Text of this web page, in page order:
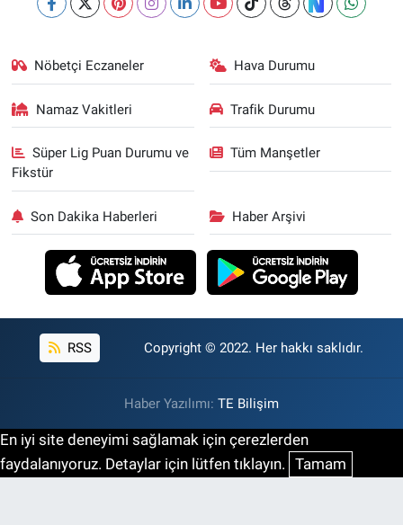
Nöbetçi Eczaneler Hava Durumu
Namaz Vakitleri Trafik Durumu
Süper Lig Puan Durumu ve
Fikstür
Tüm Manşetler
Son Dakika Haberleri Haber Arşivi
RSS Copyright © 2022. Her hakkı saklıdır.
Haber Yazılımı: TE Bilişim
En iyi site deneyimi sağlamak için çerezlerden
faydalanıyoruz. Detaylar için lütfen tıklayın. Tamam